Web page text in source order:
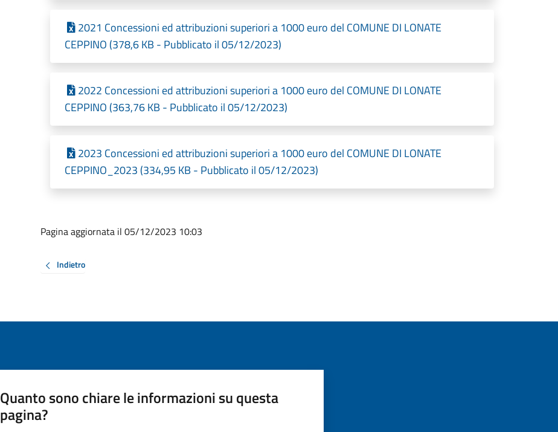
2021 Concessioni ed attribuzioni superiori a 1000 euro del COMUNE DI LONATE
CEPPINO (378,6 KB - Pubblicato il 05/12/2023)
2022 Concessioni ed attribuzioni superiori a 1000 euro del COMUNE DI LONATE
CEPPINO (363,76 KB - Pubblicato il 05/12/2023)
2023 Concessioni ed attribuzioni superiori a 1000 euro del COMUNE DI LONATE
CEPPINO_2023 (334,95 KB - Pubblicato il 05/12/2023)
Pagina aggiornata il 05/12/2023 10:03
Indietro
Quanto sono chiare le informazioni su questa
pagina?